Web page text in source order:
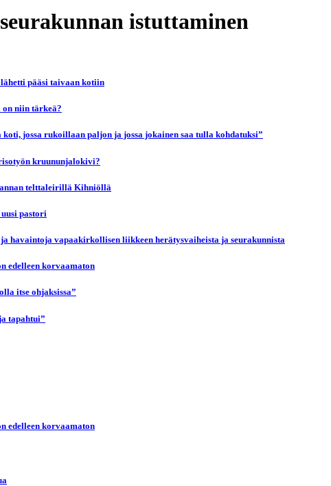
istuttaminen
pääsi taivaan kotiin
on niin tärkeä?
jossa rukoillaan paljon ja jossa jokainen saa tulla kohdatuksi”
kruununjalokivi?
telttaleirillä Kihniöllä
pastori
havaintoja vapaakirkollisen liikkeen herätysvaiheista ja seurakunnista
edelleen korvaamaton
itse ohjaksissa”
tapahtui”
edelleen korvaamaton